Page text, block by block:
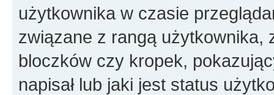
użytkownika w czasie
związane z rangą użytkownika,
bloczków czy kropek,
napisał lub jaki jest status